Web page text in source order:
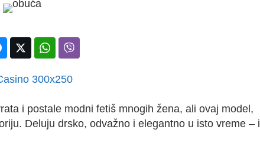
i postale modni fetiš mnogih žena, ali ovaj model,
Deluju drsko, odvažno i elegantno u isto vreme – i